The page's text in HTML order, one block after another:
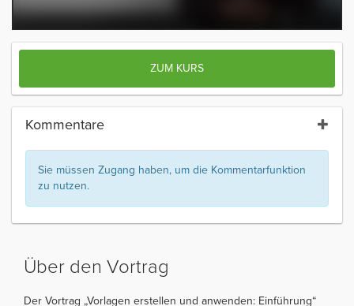
ZUM KURS
Kommentare
Sie müssen Zugang haben, um die Kommentarfunktion
zu nutzen.
Über den Vortrag
Der Vortrag „Vorlagen erstellen und anwenden: Einführung“